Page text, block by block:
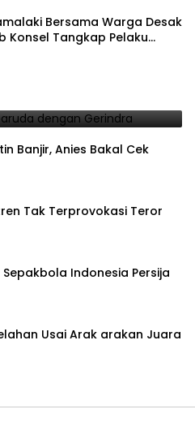
Bersama Warga Desak
Konsel Tangkap Pelaku
Sawit Overload, Truk PT KAP
Banjir, Anies Bakal Cek
Tak Terprovokasi Teror
Indonesia Persija
Usai Arak arakan Juara